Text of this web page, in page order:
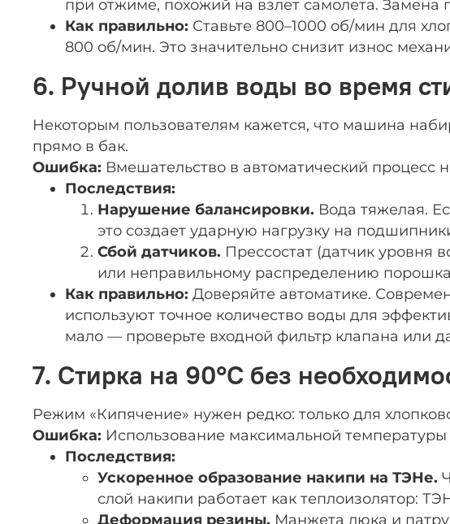
при отжиме, похожий на взлет самолета.
Как правильно: Ставьте 800–1000 об/мин для
800 об/мин. Это значительно снизит износ
6. Ручной долив воды во время
Некоторым пользователям кажется, что машина
прямо в бак.
Ошибка: Вмешательство в автоматический процесс
Последствия:
Нарушение балансировки. Вода тяжелая.
это создает ударную нагрузку на
Сбой датчиков. Прессостат (датчик уровня
или неправильному распределению
Как правильно: Доверяйте автоматике.
используют точное количество воды для
мало — проверьте входной фильтр клапана или
7. Стирка на 90°C без
Режим «Кипячение» нужен редко: только для
Ошибка: Использование максимальной
Последствия:
Ускоренное образование накипи на ТЭНе.
слой накипи работает как теплоизолятор:
Деформация резины. Манжета люка и